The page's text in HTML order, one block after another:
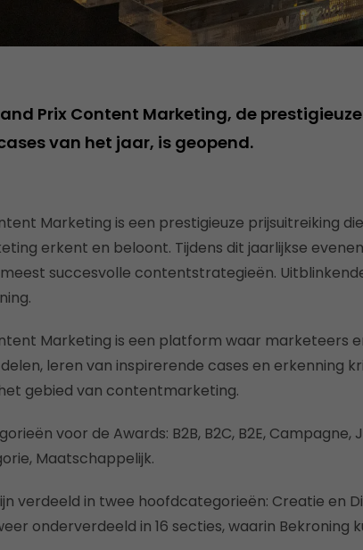
Prix Content Marketing, de
van het jaar, is geopend.
Marketing is een prestigieuze prijsuitreiking
erkent en beloont. Tijdens dit jaarlijkse
succesvolle contentstrategieën.
Marketing is een platform waar marketeers
leren van inspirerende cases en erkenning
gebied van contentmarketing.
voor de Awards: B2B, B2C, B2E,
Maatschappelijk.
verdeeld in twee hoofdcategorieën: Creatie en
onderverdeeld in 16 secties, waarin Bekroning